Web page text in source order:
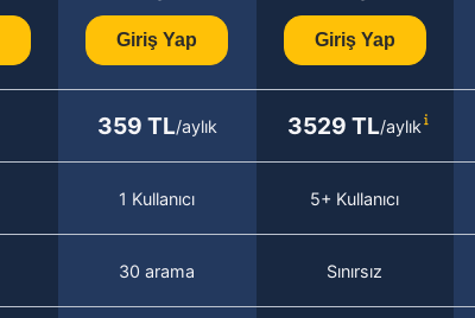
Giriş Yap Giriş Yap
359 TL/aylık 3529 TL/aylık
1 Kullanıcı 5+ Kullanıcı
30 arama Sınırsız